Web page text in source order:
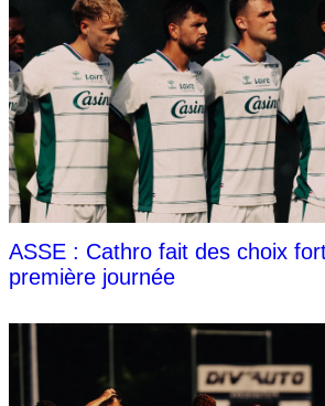
ASSE : Cathro fait des choix
première journée